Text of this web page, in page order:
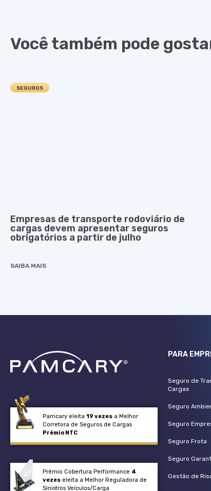
Você também pode
SEGUROS
Empresas de transporte rodoviário de
cargas devem apresentar seguros
obrigatórios a partir de julho
SAIBA MAIS
Pamcary eleita19 vezes a Melhor
Corretora de Seguros de Cargas
Prêmio NTC
Prêmio Cobertura Performance 4
vezes eleita a Melhor Reguladora de
Sinistros Veículos/Carga​
PARA
Seguro de
Cargas
Seguro
Seguro
Seguro Frota
Seguro
Gestão de